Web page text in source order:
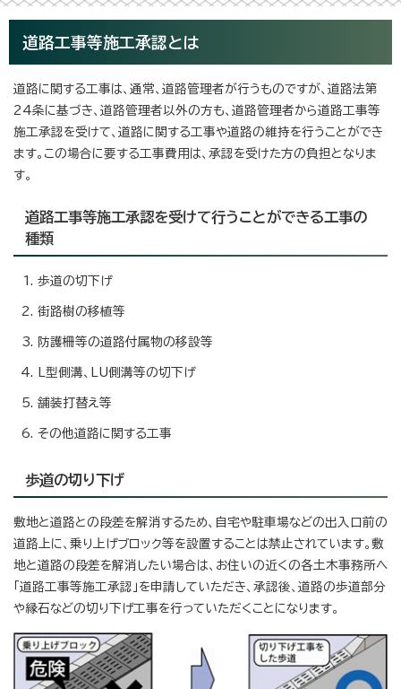
道路工事等施工承認とは
道路に関する工事は、通常、道路管理者が行うものですが、道路法第
24条に基づき、道路管理者以外の方も、道路管理者から道路工事等
施工承認を受けて、道路に関する工事や道路の維持を行うことができ
ます。この場合に要する工事費用は、承認を受けた方の負担となりま
す。
道路工事等施工承認を受けて行うことができる工事の
種類
歩道の切下げ
街路樹の移植等
防護柵等の道路付属物の移設等
L型側溝、LU側溝等の切下げ
舗装打替え等
その他道路に関する工事
歩道の切り下げ
敷地と道路との段差を解消するため、自宅や駐車場などの出入口前の
道路上に、乗り上げブロック等を設置することは禁止されています。敷
地と道路の段差を解消したい場合は、お住いの近くの各土木事務所へ
「道路工事等施工承認」を申請していただき、承認後、道路の歩道部分
や縁石などの切り下げ工事を行っていただくことになります。